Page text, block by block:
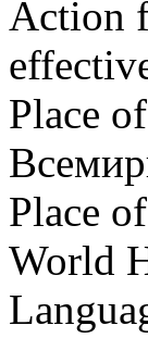
Action
Place
Place
World